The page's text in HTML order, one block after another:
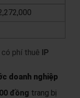
phí thuê IP
doanh nghiệp
đồng trang bị